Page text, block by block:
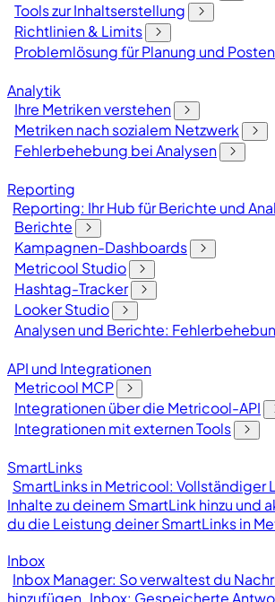
Tools zur Inhaltserstellung
Richtlinien & Limits
Problemlösung für Planung und Posten
Analytik
Ihre Metriken verstehen
Metriken nach sozialem Netzwerk
Fehlerbehebung bei Analysen
Reporting
Reporting: Ihr Hub für Berichte und
Berichte
Kampagnen-Dashboards
Metricool Studio
Hashtag-Tracker
Looker Studio
Analysen und Berichte:
API und Integrationen
Metricool MCP
Integrationen über die Metricool-API
Integrationen mit externen Tools
SmartLinks
SmartLinks in Metricool: Vollständiger
Inhalte zu deinem SmartLink hinzu und
du die Leistung deiner SmartLinks in
Inbox
Inbox Manager: So verwaltest du
hinzufügen Inbox: Gespeicherte